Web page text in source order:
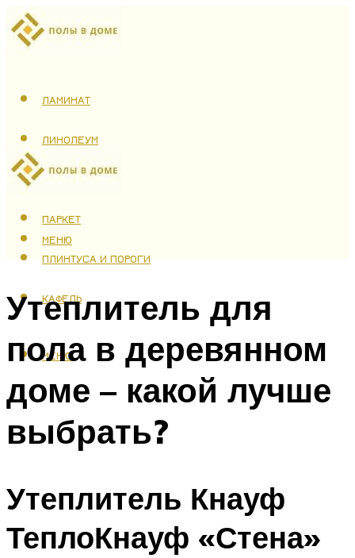
ЛАМИНАТ
ЛИНОЛЕУМ
ТЕПЛЫЙ ПОЛ
ПАРКЕТ
ПЛИНТУСА И ПОРОГИ
КАФЕЛЬ
МЕНЮ
МЕНЮ
Утеплитель для
пола в деревянном
доме – какой лучше
выбрать?
Утеплитель Кнауф
ТеплоКнауф «Стена»